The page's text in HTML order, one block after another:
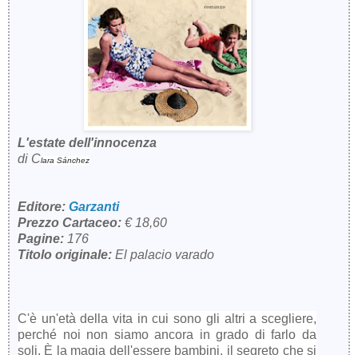
L'estate dell'innocenza
di Clara Sánchez
Editore: Garzanti
Prezzo Cartaceo: € 18,60
Pagine: 176
Titolo originale: El palacio varado
C'è un'età della vita in cui sono gli altri a scegliere,
perché noi non siamo ancora in grado di farlo da
soli. È la magia dell'essere bambini, il segreto che si